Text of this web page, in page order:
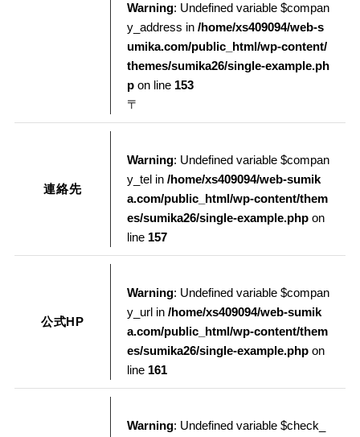
Warning: Undefined variable $compan
y_address in /home/xs409094/web-s
umika.com/public_html/wp-content/
themes/sumika26/single-example.ph
pon line 153
〒
連絡先
Warning: Undefined variable $compan
y_tel in /home/xs409094/web-sumik
a.com/public_html/wp-content/them
es/sumika26/single-example.phpon
line 157
公式HP
Warning: Undefined variable $compan
y_url in /home/xs409094/web-sumik
a.com/public_html/wp-content/them
es/sumika26/single-example.phpon
line 161
Warning: Undefined variable $check_